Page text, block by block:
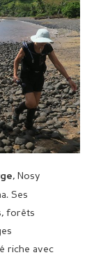
, Nosy
Ses
forêts
riche avec